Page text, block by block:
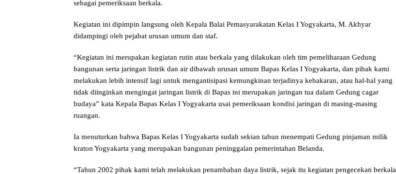
sebagai pemeriksaan berkala.
Kegiatan ini dipimpin langsung oleh Kepala Balai Pemasyarakatan Kelas I Yogyakarta, M. Akhyar
didampingi oleh pejabat urusan umum dan staf.
“Kegiatan ini merupakan kegiatan rutin atau berkala yang dilakukan oleh tim pemeliharaan Gedung
bangunan serta jaringan listrik dan air dibawah urusan umum Bapas Kelas I Yogyakarta, dan pihak kami
melakukan lebih intensif lagi untuk mengantisipasi kemungkinan terjadinya kebakaran, atau hal-hal yang
tidak diinginkan mengingat jaringan listrik di Bapas ini merupakan jaringan tua dalam Gedung cagar
budaya” kata Kepala Bapas Kelas I Yogyakarta usai pemeriksaan kondisi jaringan di masing-masing
ruangan.
Ia menuturkan bahwa Bapas Kelas I Yogyakarta sudah sekian tahun menempati Gedung pinjaman milik
kraton Yogyakarta yang merupakan bangunan peninggalan pemerintahan Belanda.
“Tahun 2002 pihak kami telah melakukan penambahan daya listrik, sejak itu kegiatan pengecekan berkala